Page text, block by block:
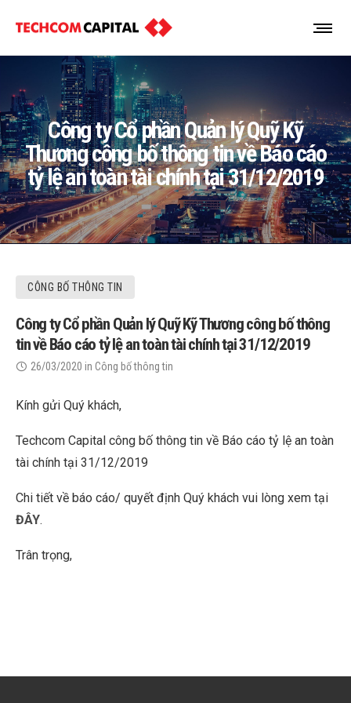
Công ty Cổ phần Quản lý Quỹ Kỹ
Thương công bố thông tin về Báo cáo
tỷ lệ an toàn tài chính tại 31/12/2019
CÔNG BỐ THÔNG TIN
Công ty Cổ phần Quản lý Quỹ Kỹ Thương công bố thông
tin về Báo cáo tỷ lệ an toàn tài chính tại 31/12/2019
26/03/2020 in Công bố thông tin
Kính gửi Quý khách,
Techcom Capital công bố thông tin về Báo cáo tỷ lệ an toàn
tài chính tại 31/12/2019
Chi tiết về báo cáo/ quyết định Quý khách vui lòng xem tại
ĐÂY.
Trân trọng,